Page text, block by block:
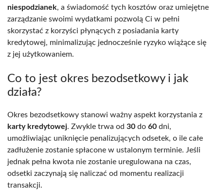
niespodzianek, a świadomość tych kosztów oraz umiejętne
zarządzanie swoimi wydatkami pozwolą Ci w pełni
skorzystać z korzyści płynących z posiadania karty
kredytowej, minimalizując jednocześnie ryzyko wiążące się
z jej użytkowaniem.
Co to jest okres bezodsetkowy i jak
działa?
Okres bezodsetkowy stanowi ważny aspekt korzystania z
karty kredytowej. Zwykle trwa od 30 do 60 dni,
umożliwiając uniknięcie penalizujących odsetek, o ile całe
zadłużenie zostanie spłacone w ustalonym terminie. Jeśli
jednak pełna kwota nie zostanie uregulowana na czas,
odsetki zaczynają się naliczać od momentu realizacji
transakcji.